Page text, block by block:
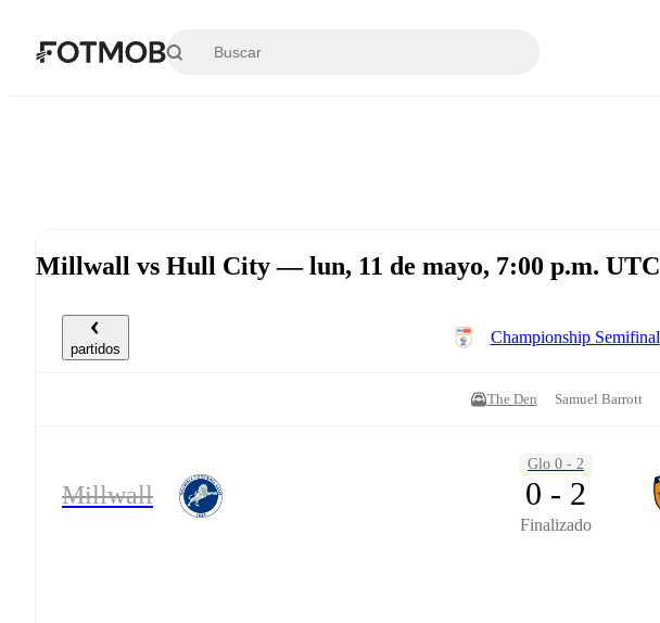
Millwall vs Hull City — lun, 11 de mayo, 7:00 p.m. UTC
partidos
Championship Semifinal
The Den Samuel Barrott
Millwall
Glo 0 - 2
0 - 2
Finalizado